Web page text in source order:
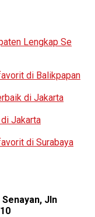
Lengkap Se
di Balikpapan
di Jakarta
Jakarta
di Surabaya
Jln